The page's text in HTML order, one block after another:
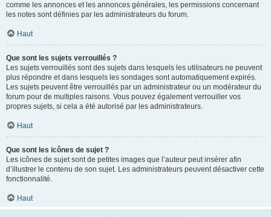
comme les annonces et les annonces générales, les permissions concernant
les notes sont définies par les administrateurs du forum.
Haut
Que sont les sujets verrouillés ?
Les sujets verrouillés sont des sujets dans lesquels les utilisateurs ne peuvent
plus répondre et dans lesquels les sondages sont automatiquement expirés.
Les sujets peuvent être verrouillés par un administrateur ou un modérateur du
forum pour de multiples raisons. Vous pouvez également verrouiller vos
propres sujets, si cela a été autorisé par les administrateurs.
Haut
Que sont les icônes de sujet ?
Les icônes de sujet sont de petites images que l’auteur peut insérer afin
d’illustrer le contenu de son sujet. Les administrateurs peuvent désactiver cette
fonctionnalité.
Haut